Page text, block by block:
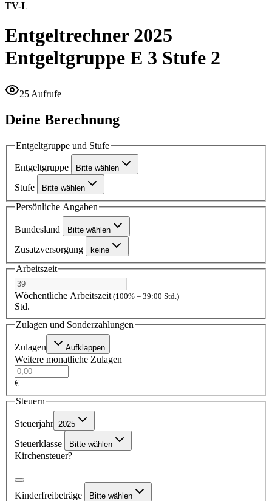
TV-L
Entgeltrechner 2025
Entgeltgruppe E 3 Stufe 2
25 Aufrufe
Deine Berechnung
Entgeltgruppe und Stufe
Entgeltgruppe Bitte wählen
Stufe Bitte wählen
Persönliche Angaben
Bundesland Bitte wählen
Zusatzversorgung keine
Arbeitszeit
Wöchentliche Arbeitszeit(100% = 39:00 Std.)
Std.
Zulagen und Sonderzahlungen
Zulagen Aufklappen
Weitere monatliche Zulagen
€
Steuern
Steuerjahr 2025
Steuerklasse Bitte wählen
Kirchensteuer?
Kinderfreibeträge Bitte wählen